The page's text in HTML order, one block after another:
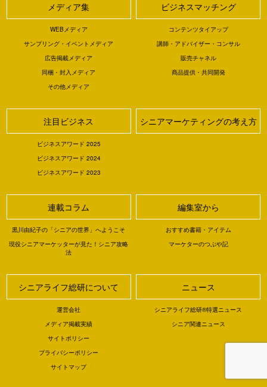
メディア集
WEBメディア
サンプリング・イベントメディア
広告掲載メディア
同梱・封入メディア
その他メディア
ビジネスマッチング
コンテンツタイアップ
講師・アドバイザー・コンサル
販売チャネル
商品提供・共同開発
注目ビジネス
ビジネスアワード 2025
ビジネスアワード 2024
ビジネスアワード 2023
シニアマーケティングの考え方
連載コラム
黒川由紀子の「シニアの世界」へようこそ
現役シニアマーケッターが見た！シニア攻略
法
編集室から
おすすめ書籍・アイテム
マーケターのつぶや記
シニアライフ総研について
運営会社
メディア掲載実績
サイトポリシー
プライバシーポリシー
サイトマップ
ニュース
シニアライフ総研®特選ニュース
シニア関連ニュース